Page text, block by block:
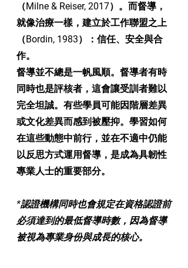
（Milne & Reiser, 2017）。而督導，
就像治療一樣，建立於工作聯盟之上
（Bordin, 1983）：信任、安全與合
作。
督導並不總是一帆風順。督導者有時
同時也是評核者，這會讓受訓者難以
完全坦誠。有些學員可能因階層差異
或文化差異而感到被壓抑。學習如何
在這些動態中前行，並在不適中仍能
以反思方式運用督導，是成為具韌性
專業人士的重要部分。
*認證機構同時也會規定在資格認證前
必須達到的最低督導時數，因為督導
被視為專業身份與成長的核心。